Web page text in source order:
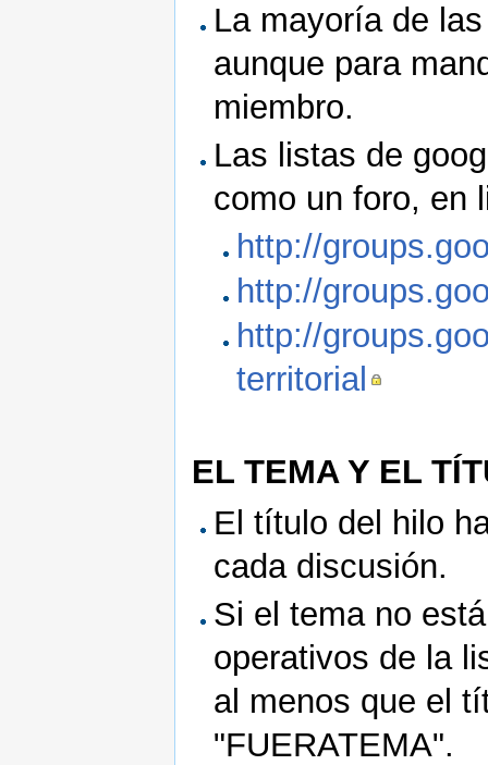
La mayoría de
aunque para
miembro.
Las listas de
como un foro, en
http://
http://
http://
territorial
EL TEMA Y EL
El título del hilo
cada discusión.
Si el tema no
operativos de la
al menos que el
"FUERATEMA".